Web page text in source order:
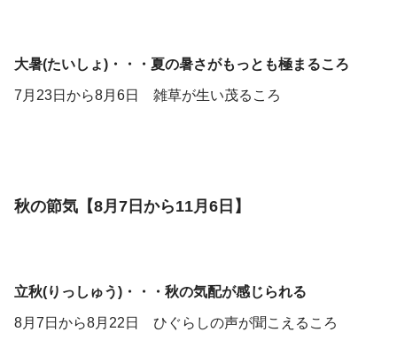
大暑(たいしょ)・・・夏の暑さがもっとも極まるころ
7月23日から8月6日 雑草が生い茂るころ
秋の節気【8月7日から11月6日】
立秋(りっしゅう)・・・秋の気配が感じられる
8月7日から8月22日 ひぐらしの声が聞こえるころ